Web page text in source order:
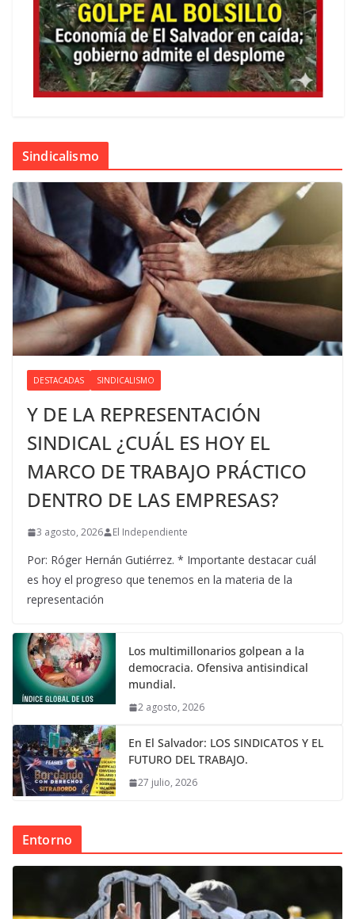
Sindicalismo
DESTACADAS SINDICALISMO
Y DE LA REPRESENTACIÓN
SINDICAL ¿CUÁL ES HOY EL
MARCO DE TRABAJO PRÁCTICO
DENTRO DE LAS EMPRESAS?
3 agosto, 2026 El Independiente
Por: Róger Hernán Gutiérrez. * Importante destacar cuál
es hoy el progreso que tenemos en la materia de la
representación
Los multimillonarios golpean a la
democracia. Ofensiva antisindical
mundial.
2 agosto, 2026
En El Salvador: LOS SINDICATOS Y EL
FUTURO DEL TRABAJO.
27 julio, 2026
Entorno